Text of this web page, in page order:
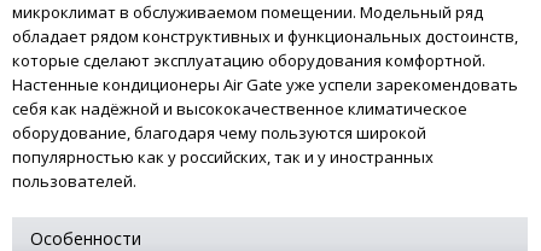
микроклимат в обслуживаемом помещении. Модельный ряд
обладает рядом конструктивных и функциональных достоинств,
которые сделают эксплуатацию оборудования комфортной.
Настенные кондиционеры Air Gate уже успели зарекомендовать
себя как надёжной и высококачественное климатическое
оборудование, благодаря чему пользуются широкой
популярностью как у российских, так и у иностранных
пользователей.
Особенности